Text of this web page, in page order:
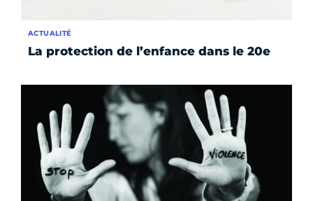
La protection de l’enfance dans le 20e
ACTUALITÉ